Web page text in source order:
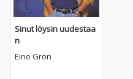
Sinut löysin uudestaa
n
Eino Grön